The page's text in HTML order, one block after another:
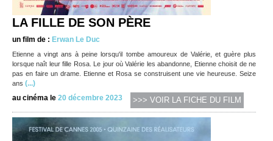
LA FILLE DE SON PÈRE
un film de : Erwan Le Duc
Etienne a vingt ans à peine lorsqu'il tombe amoureux de Valérie, et guère plus
lorsque naît leur fille Rosa. Le jour où Valérie les abandonne, Etienne choisit de ne
pas en faire un drame. Etienne et Rosa se construisent une vie heureuse. Seize
ans (...)
au cinéma le 20 décembre 2023 >>> VOIR LA FICHE DU FILM